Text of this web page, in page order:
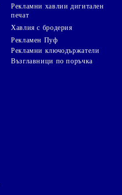
Рекламни хавлии дигитален
печат
Хавлия с бродерия
Рекламен Пуф
Рекламни ключодържатели
Възглавници по поръчка